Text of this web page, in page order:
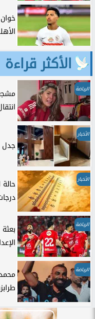
الأكثر قراءة
الرياضة
الأخبار
جدل
الأخبار
الرياضة
الرياضة